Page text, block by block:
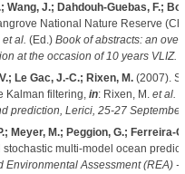
J.; Dahdouh-Guebas, F.;
National Nature Reserve
et al. (Ed.) Book of abstracts: an
at the occasion of 10 years VLIZ.
Le Gac, J.-C.; Rixen, M.(2007).
Kalman filtering, in: Rixen, M. et al.
prediction, Lerici, 25-27
Meyer, M.; Peggion, G.; Ferreira-
multi-model ocean
Environmental Assessment (REA)